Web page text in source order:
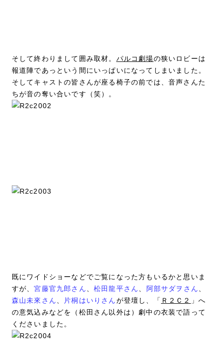
そして終わりまして囲み取材。 パルコ劇場の狭いロビーは
報道陣であっという間にいっぱいになってしまいました。
そしてキャストの皆さんが座る椅子の前では、音声さんた
ちが音の奪い合いです（笑）。
既にワイドショーなどでご覧になった方もいるかと思いま
すが、宮藤官九郎さん 、松田龍平さん 阿部サダヲさん
森山未來さん
片桐はいりさんが登壇し、「 Ｒ２Ｃ２
」へ
の意気込みなどを（松田さん以外は）劇中の衣装で語って
くださいました。